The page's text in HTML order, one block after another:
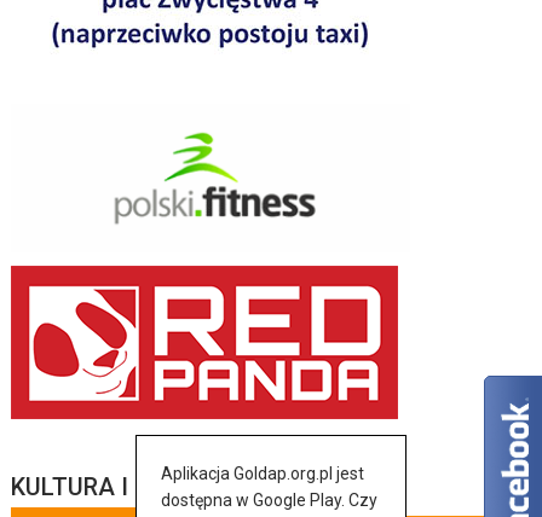
KULTURA I SZTUKAAplikacja Goldap.org.pl jest
dostępna w Google Play. Czy